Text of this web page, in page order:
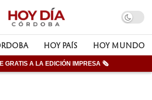
HOY PAÍS HOY MUNDO
GRATIS A LA EDICIÓN IMPRESA 🗞